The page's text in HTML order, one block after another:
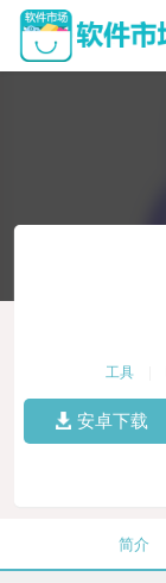
工具
安卓下载
简介